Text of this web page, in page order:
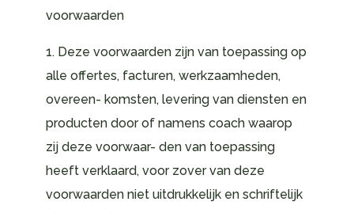
voorwaarden
1. Deze voorwaarden zijn van toepassing op
alle offertes, facturen, werkzaamheden,
overeen- komsten, levering van diensten en
producten door of namens coach waarop
zij deze voorwaar- den van toepassing
heeft verklaard, voor zover van deze
voorwaarden niet uitdrukkelijk en schriftelijk